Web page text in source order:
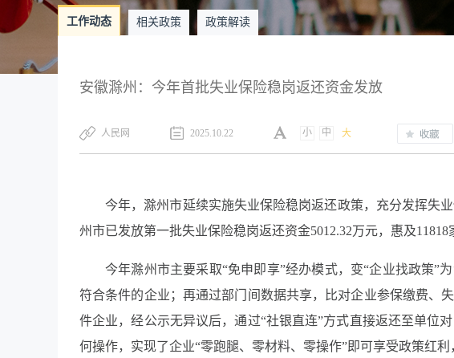
工作动态 相关政策 政策解读
安徽滁州：今年首批失业保险稳岗返还资金发放
​人民网 2025.10.22 小 中 大
今年，滁州市延续实施失业保险稳岗返还政策，充分发挥失
州市已发放第一批失业保险稳岗返还资金5012.32万元，惠及11818
今年滁州市主要采取“免申即享”经办模式，变“企业找政策”
符合条件的企业；再通过部门间数据共享，比对企业参保缴费、
件企业，经公示无异议后，通过“社银直连”方式直接返还至单位
何操作，实现了企业“零跑腿、零材料、零操作”即可享受政策红利